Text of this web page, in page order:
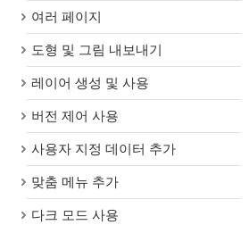
여러 페이지
도형 및 그림 내보내기
레이어 생성 및 사용
버전 제어 사용
사용자 지정 데이터 추가
맞춤 메뉴 추가
다크 모드 사용